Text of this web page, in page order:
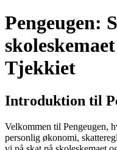
Pengeugen:
Tjekkiet
Introduktion til
Velkommen til Pengeugen,
personlig økonomi,